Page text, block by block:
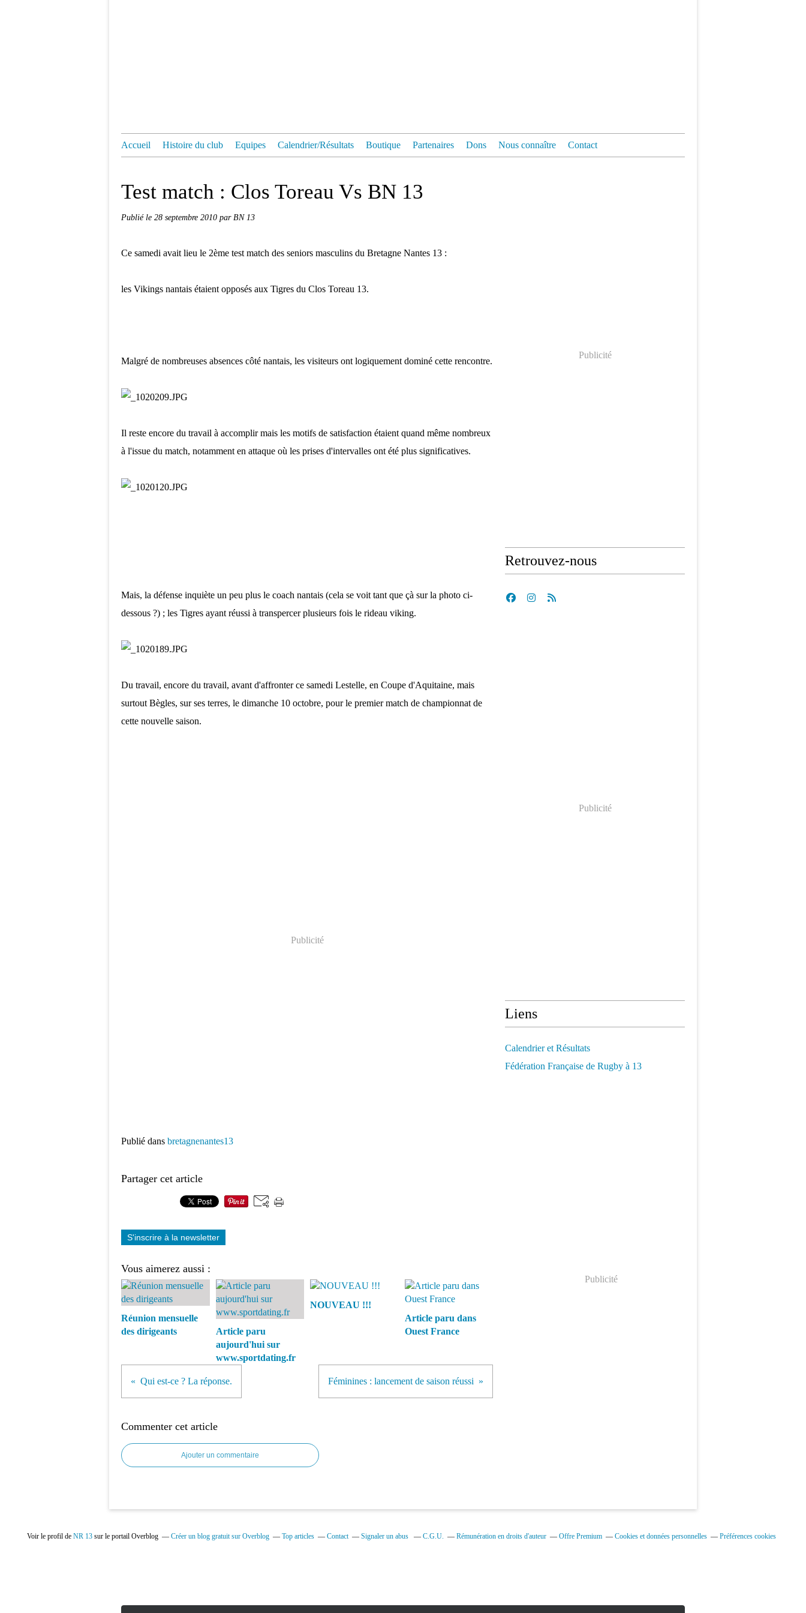
Accueil Histoire du club Equipes Calendrier/Résultats Boutique Partenaires Dons Nous connaître Contact
Test match : Clos Toreau Vs BN 13
Publié le 28 septembre 2010 par BN 13
Ce samedi avait lieu le 2ème test match des seniors masculins du Bretagne Nantes 13 :
les Vikings nantais étaient opposés aux Tigres du Clos Toreau 13.
Malgré de nombreuses absences côté nantais, les visiteurs ont logiquement dominé cette rencontre.
Il reste encore du travail à accomplir mais les motifs de satisfaction étaient quand même nombreux
à l'issue du match, notamment en attaque où les prises d'intervalles ont été plus significatives.
Mais, la défense inquiète un peu plus le coach nantais (cela se voit tant que çà sur la photo ci-
dessous ?) ; les Tigres ayant réussi à transpercer plusieurs fois le rideau viking.
Du travail, encore du travail, avant d'affronter ce samedi Lestelle, en Coupe d'Aquitaine, mais
surtout Bègles, sur ses terres, le dimanche 10 octobre, pour le premier match de championnat de
cette nouvelle saison.
Publicité
Publié dans bretagnenantes13
Partager cet article
S'inscrire à la newsletter
Vous aimerez aussi :
Réunion mensuelle
des dirigeants
Article paru
aujourd'hui sur
www.sportdating.fr
NOUVEAU !!!
Article paru dans
Ouest France
Qui est-ce ? La réponse. Féminines : lancement de saison réussi
Commenter cet article
Ajouter un commentaire
Publicité
Retrouvez-nous
Publicité
Liens
Calendrier et Résultats
Fédération Française de Rugby à 13
Publicité
Voir le profil de NR 13sur le portail Overblog Créer un blog gratuit sur Overblog Top articles Contact Signaler un abus C.G.U. Rémunération en droits d'auteur Offre Premium Cookies et données personnelles Préférences cookies